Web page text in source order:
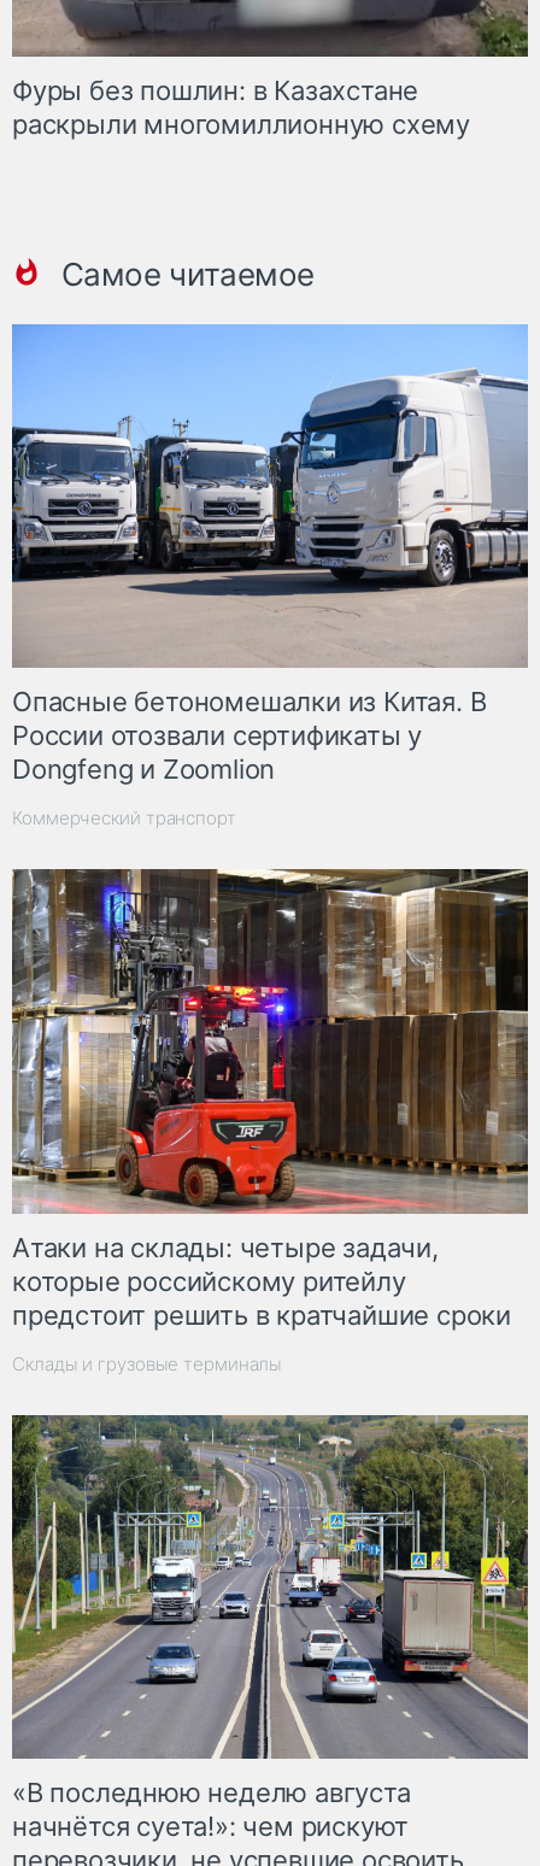
Фуры без пошлин: в Казахстане
раскрыли многомиллионную схему
Самое читаемое
Опасные бетономешалки из Китая. В
России отозвали сертификаты у
Dongfeng и Zoomlion
Коммерческий транспорт
Атаки на склады: четыре задачи,
которые российскому ритейлу
предстоит решить в кратчайшие сроки
Склады и грузовые терминалы
«В последнюю неделю августа
начнётся суета!»: чем рискуют